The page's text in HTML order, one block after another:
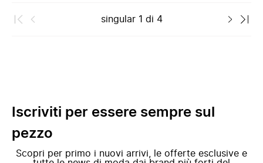
singular 1 di 4
Iscriviti per essere sempre sul
pezzo
Scopri per primo i nuovi arrivi, le offerte esclusive e